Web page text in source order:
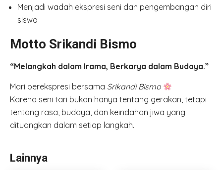
Menjadi wadah ekspresi seni dan pengembangan diri
siswa
Motto Srikandi Bismo
“Melangkah dalam Irama, Berkarya dalam Budaya.”
Mari berekspresi bersama Srikandi Bismo
Karena seni tari bukan hanya tentang gerakan, tetapi
tentang rasa, budaya, dan keindahan jiwa yang
dituangkan dalam setiap langkah.
Lainnya